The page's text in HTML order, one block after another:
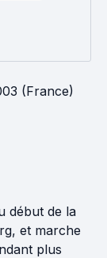
(France)
début de la
et marche
plus